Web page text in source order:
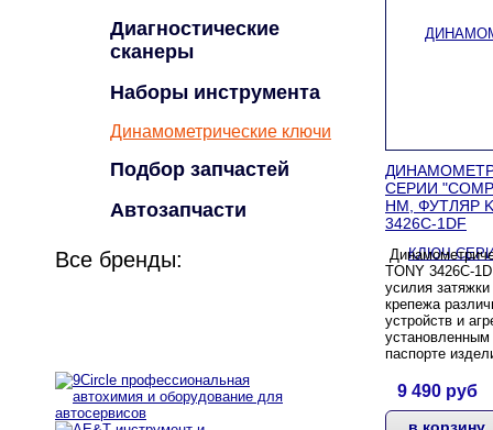
СЕРИИ
НМ, ФУТЛЯР
3426C-1DF
TONY 3426С-
усилия затяжки
крепежа
устройств и
установленным
паспорте
9 490 руб
Диагностические
сканеры
Наборы инструмента
Динамометрические ключи
Подбор запчастей
Автозапчасти
Все бренды: